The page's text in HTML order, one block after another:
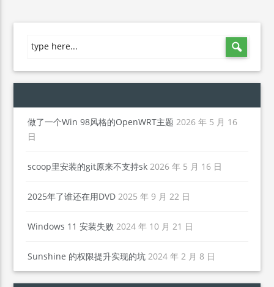
做了一个Win 98风格的OpenWRT主题 2026 年 5 月 16
日
scoop里安装的git原来不支持sk 2026 年 5 月 16 日
2025年了谁还在用DVD 2025 年 9 月 22 日
Windows 11 安装失败 2024 年 10 月 21 日
Sunshine 的权限提升实现的坑 2024 年 2 月 8 日